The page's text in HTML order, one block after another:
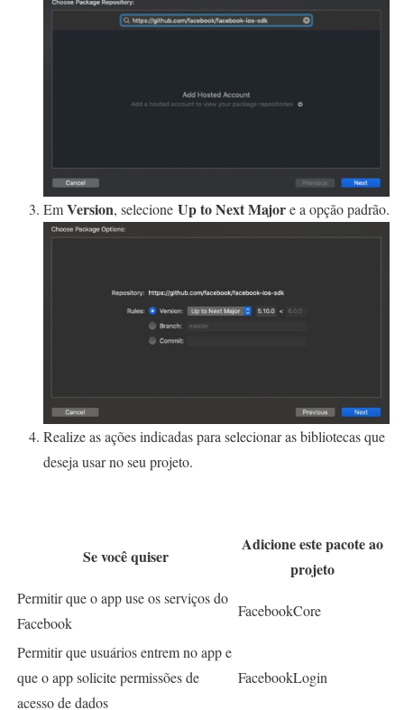
EmVersion, selecione Up to Next Majore a opção padrão.
Realize as ações indicadas para selecionar as bibliotecas que
deseja usar no seu projeto.
Se você quiser
Adicione este pacote ao
projeto
Permitir que o app use os serviços do
Facebook
FacebookCore
Permitir que usuários entrem no app e
que o app solicite permissões de
acesso de dados
FacebookLogin